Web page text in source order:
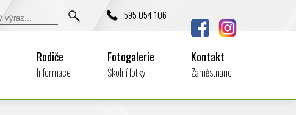
595 054 106
Rodiče
Informace
Fotogalerie
Školní fotky
Kontakt
Zaměstnanci